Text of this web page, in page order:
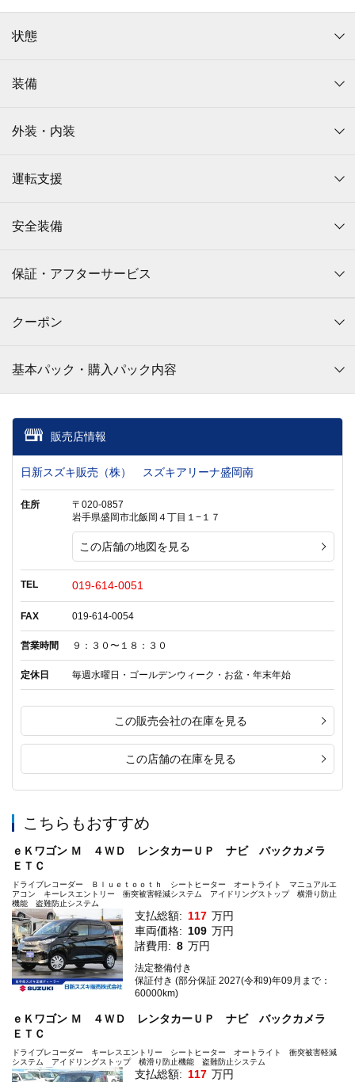
状態
装備
外装・内装
運転支援
安全装備
保証・アフターサービス
クーポン
基本パック・購入パック内容
販売店情報
日新スズキ販売（株） スズキアリーナ盛岡南
住所
〒020-0857
岩手県盛岡市北飯岡４丁目１−１７
この店舗の地図を見る
TEL 019-614-0051
FAX 019-614-0054
営業時間 ９：３０〜１８：３０
定休日 毎週水曜日・ゴールデンウィーク・お盆・年末年始
この販売会社の在庫を見る
この店舗の在庫を見る
こちらもおすすめ
ｅＫワゴン Ｍ ４ＷＤ レンタカーＵＰ ナビ バックカメラ
ＥＴＣ
ドライブレコーダー Ｂｌｕｅｔｏｏｔｈ シートヒーター オートライト マニュアルエ
アコン キーレスエントリー 衝突被害軽減システム アイドリングストップ 横滑り防止
機能 盗難防止システム
支払総額: 117 万円
車両価格: 109 万円
諸費用: 8 万円
法定整備付き
保証付き (部分保証 2027(令和9)年09月まで：
60000km)
ｅＫワゴン Ｍ ４ＷＤ レンタカーＵＰ ナビ バックカメラ
ＥＴＣ
ドライブレコーダー キーレスエントリー シートヒーター オートライト 衝突被害軽減
システム アイドリングストップ 横滑り防止機能 盗難防止システム
支払総額: 117 万円